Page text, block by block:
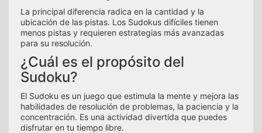
La principal diferencia radica en la cantidad y la
ubicación de las pistas. Los Sudokus difíciles tienen
menos pistas y requieren estrategias más avanzadas
para su resolución.
¿Cuál es el propósito del
Sudoku?
El Sudoku es un juego que estimula la mente y mejora las
habilidades de resolución de problemas, la paciencia y la
concentración. Es una actividad divertida que puedes
disfrutar en tu tiempo libre.